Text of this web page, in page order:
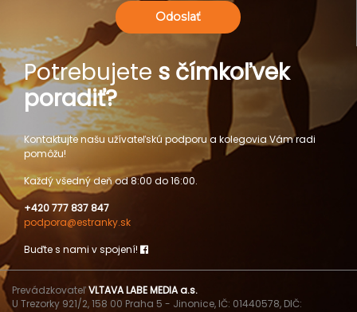
Odoslať
Potrebujete s čímkoľvek
poradiť?
Kontaktujte našu užívateľskú podporu a kolegovia Vám radi
pomôžu!
Každý všedný deň od 8:00 do 16:00.
+420 777 837 847
podpora@estranky.sk
Buďte s nami v spojení!
PrevádzkovateľVLTAVA LABE MEDIA a.s.
U Trezorky 921/2, 158 00 Praha 5 - Jinonice, IČ: 01440578, DIČ: